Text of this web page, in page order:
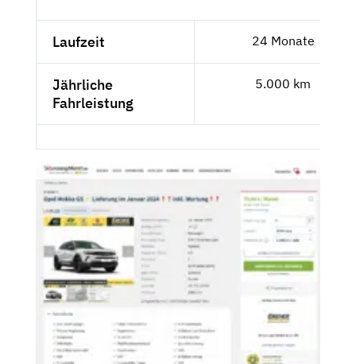
Laufzeit 24 Monate
Jährliche
Fahrleistung
5.000 km